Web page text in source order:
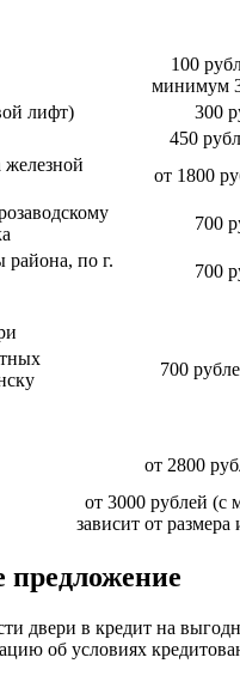
100
минимум
лифт)
300
450
от 1800
700
района, по г.
700
700
от 2800
от 3000 рублей (с
зависит от размера
предложение
двери в кредит на
об условиях